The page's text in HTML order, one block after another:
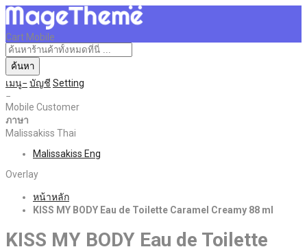
Cart Mobile
ค้นหา
เมนู บัญชี Setting
Mobile Customer
ภาษา
Malissakiss Thai
Malissakiss Eng
Overlay
หน้าหลัก
KISS MY BODY Eau de Toilette Caramel Creamy 88 ml
KISS MY BODY Eau de Toilette